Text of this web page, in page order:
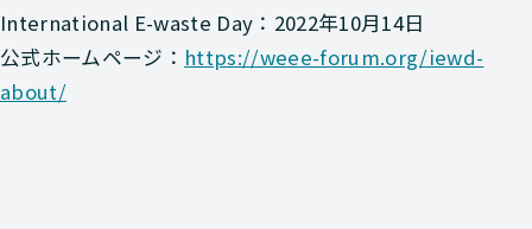
International E-waste Day：2022年10月14日
公式ホームページ： https://weee-forum.org/iewd-
about/